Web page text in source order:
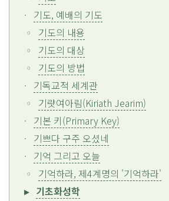
기도, 예배의 기도
기도의 내용
기도의 대상
기도의 방법
기독교적 세계관
기럇여아림(Kiriath Jearim)
기본 키(Primary Key)
기쁘다 구주 오셨네
기억 그리고 오늘
기억하라, 제4계명의 '기억하라'
기초화성학